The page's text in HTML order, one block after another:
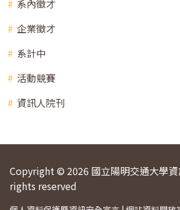
系內徵才
企業徵才
系計中
活動競賽
資訊人院刊
Copyright © 2026 國立陽明交通大學
rights reserved